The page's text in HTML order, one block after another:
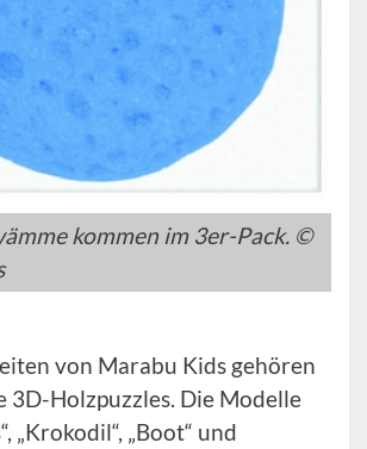
kommen im 3er-Pack. ©
von Marabu Kids gehören
3D-Holzpuzzles. Die Modelle
„Krokodil“, „Boot“ und